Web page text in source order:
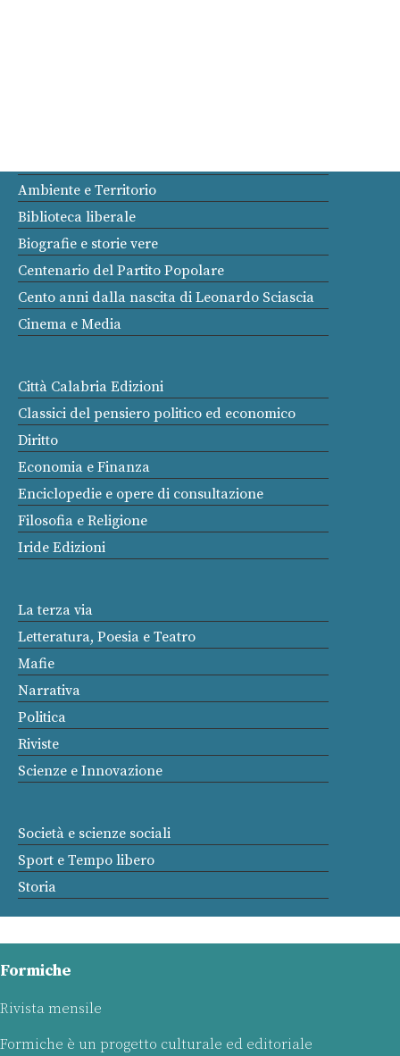
Ambiente e Territorio
Biblioteca liberale
Biografie e storie vere
Centenario del Partito Popolare
Cento anni dalla nascita di Leonardo Sciascia
Cinema e Media
Città Calabria Edizioni
Classici del pensiero politico ed economico
Diritto
Economia e Finanza
Enciclopedie e opere di consultazione
Filosofia e Religione
Iride Edizioni
La terza via
Letteratura, Poesia e Teatro
Mafie
Narrativa
Politica
Riviste
Scienze e Innovazione
Società e scienze sociali
Sport e Tempo libero
Storia
Formiche
Rivista mensile
Formiche è un progetto culturale ed editoriale